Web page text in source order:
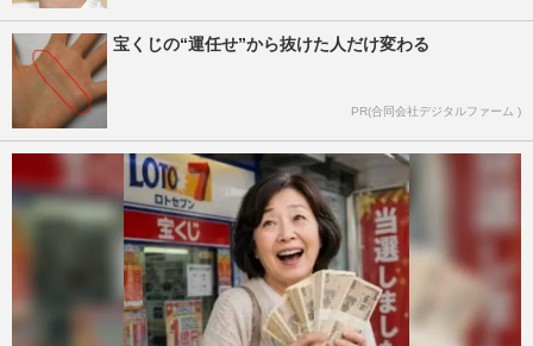
宝くじの“運任せ”から抜けた人だけ変わる
PR(合同会社デジタルファーム )